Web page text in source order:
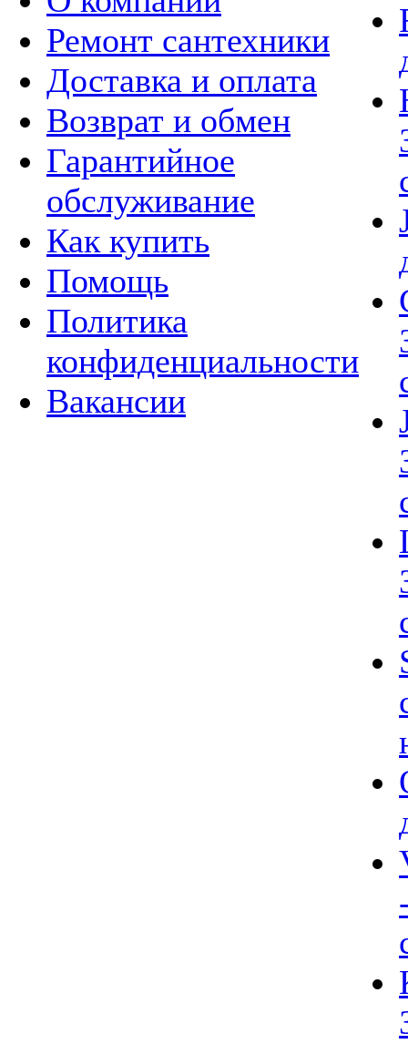
Ремонт сантехники
Доставка и оплата
Возврат и обмен
Гарантийное
обслуживание
Как купить
Помощь
Политика
конфиденциальности
Вакансии